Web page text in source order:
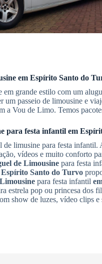
em Espírito Santo do
em grande estilo com um
um passeio de limousine e
a Vou de Limo. Temos
para festa infantil em
de limusine para festa
vídeos e muito conforto
de Limousine para festa
Espírito Santo do Turvo
para festa infantil
estrela pop ou princesa
show de luzes, vídeo clips